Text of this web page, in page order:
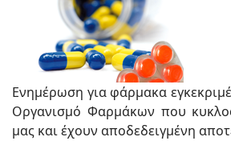
Ενημέρωση για φάρμακα
Οργανισμό Φαρμάκων που
μας και έχουν αποδεδειγμένη